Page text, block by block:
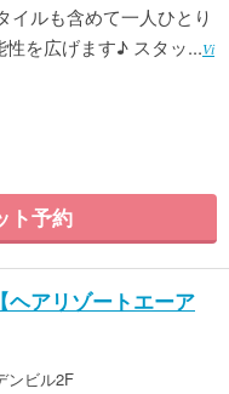
ルも含めて一人ひとり
を広げます♪ スタッ...Vi
ト予約
アリゾートエーア
ンビル2F